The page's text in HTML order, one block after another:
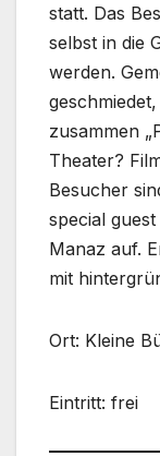
statt. Das
selbst in die
werden.
zusammen
Theater?
Besucher
special
Manaz auf.
mit
Ort: Kleine
Eintritt: frei